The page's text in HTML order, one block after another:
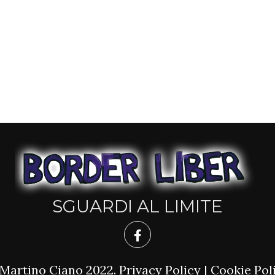
SGUARDI AL LIMITE
Ciano 2022. Privacy Policy | Cookie